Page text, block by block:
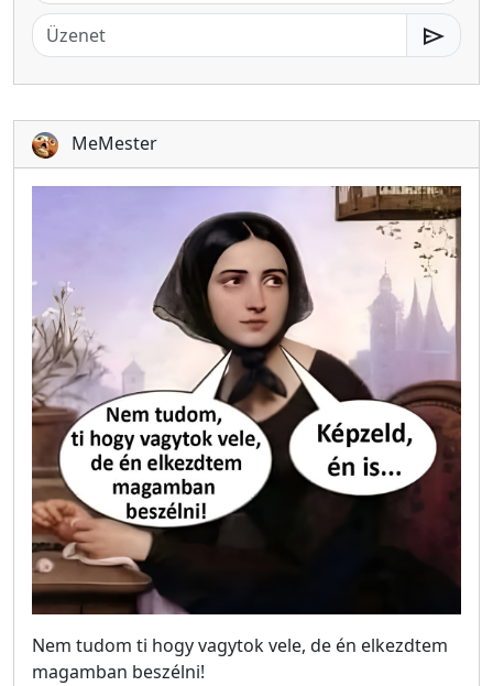
send
MeMester
Nem tudom ti hogy vagytok vele, de én elkezdtem
magamban beszélni!